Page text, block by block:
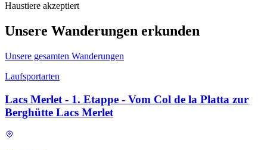
Haustiere akzeptiert
Unsere Wanderungen erkunden
Unsere gesamten Wanderungen
Laufsportarten
Lacs Merlet - 1. Etappe - Vom Col de la Platta zur
Berghütte Lacs Merlet